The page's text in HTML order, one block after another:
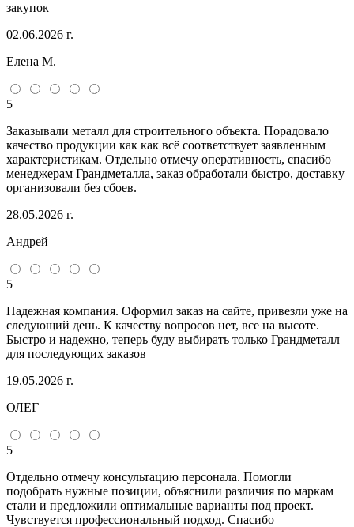
закупок
02.06.2026 г.
Елена М.
5
Заказывали металл для строительного объекта. Порадовало
качество продукции как как всё соответствует заявленным
характеристикам. Отдельно отмечу оперативность, спасибо
менеджерам Грандметалла, заказ обработали быстро, доставку
организовали без сбоев.
28.05.2026 г.
Андрей
5
Надежная компания. Оформил заказ на сайте, привезли уже на
следующий день. К качеству вопросов нет, все на высоте.
Быстро и надежно, теперь буду выбирать только Грандметалл
для последующих заказов
19.05.2026 г.
ОЛЕГ
5
Отдельно отмечу консультацию персонала. Помогли
подобрать нужные позиции, объяснили различия по маркам
стали и предложили оптимальные варианты под проект.
Чувствуется профессиональный подход. Спасибо